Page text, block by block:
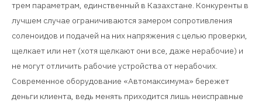
трем параметрам, единственный в Казахстане. Конкуренты в
лучшем случае ограничиваются замером сопротивления
соленоидов и подачей на них напряжения с целью проверки,
щелкает или нет (хотя щелкают они все, даже нерабочие) и
не могут отличить рабочие устройства от нерабочих.
Современное оборудование «Автомаксимума» бережет
деньги клиента, ведь менять приходится лишь неисправные